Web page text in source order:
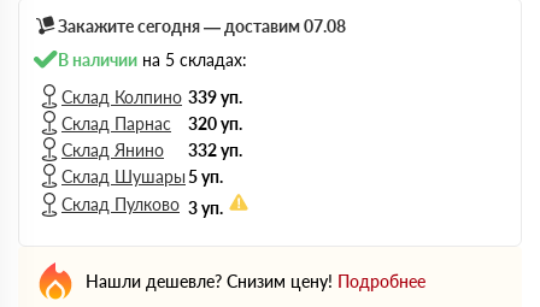
Закажите сегодня — доставим 07.08
В наличии на 5 складах:
Склад Колпино 339 уп.
Склад Парнас
320 уп.
Склад Янино
332 уп.
Склад Шушары 5 уп.
Склад Пулково 3 уп.
Нашли дешевле? Снизим цену! Подробнее